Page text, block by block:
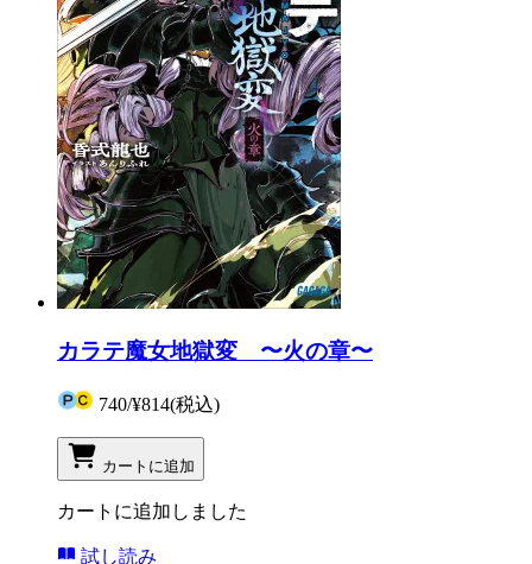
カラテ魔女地獄変 〜火の章〜
740/¥814(税込)
カートに追加
カートに追加しました
試し読み